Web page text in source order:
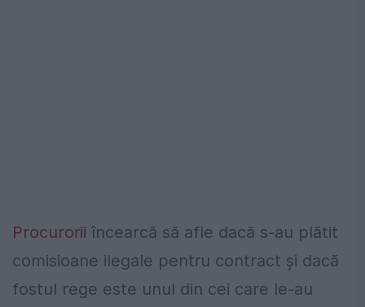
Procurorii încearcă să afle dacă s-au plătit
comisioane ilegale pentru contract şi dacă
fostul rege este unul din cei care le-au